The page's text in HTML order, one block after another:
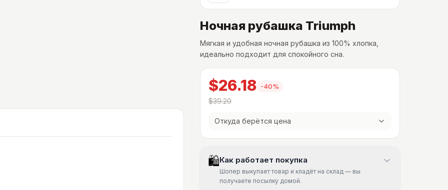
Ночная рубашка Triumph
Мягкая и удобная ночная рубашка из 100% хлопка,
идеально подходит для спокойного сна.
$26.18 -40%
$39.20
Откуда берётся цена
🛍Как работает покупка
Шопер выкупает товар и кладёт на склад — вы
получаете посылку домой.